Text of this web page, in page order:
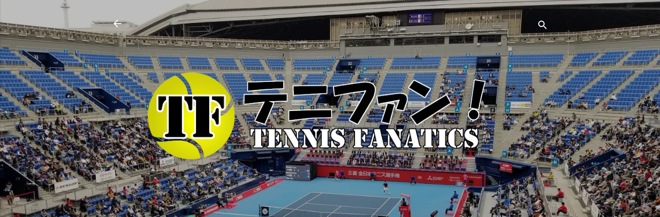
スキップしてメイン コンテンツに移動